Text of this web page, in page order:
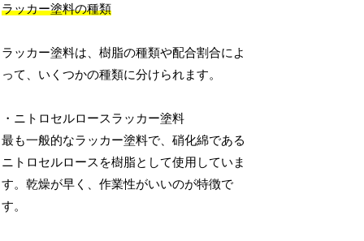
ラッカー塗料の種類
ラッカー塗料は、樹脂の種類や配合割合によ
って、いくつかの種類に分けられます。
・ニトロセルロースラッカー塗料
最も一般的なラッカー塗料で、硝化綿である
ニトロセルロースを樹脂として使用していま
す。乾燥が早く、作業性がいいのが特徴で
す。